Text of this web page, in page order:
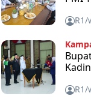
R1/
R1/